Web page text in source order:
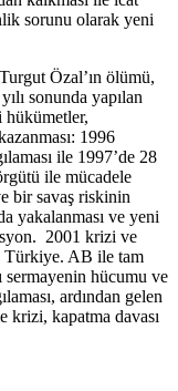
sorunu olarak yeni
Özal’ın ölümü,
sonunda yapılan
hükümetler,
1996
ile 1997’de 28
ile mücadele
bir savaş riskinin
yakalanması ve yeni
2001 krizi ve
Türkiye. AB ile tam
sermayenin hücumu ve
ardından gelen
krizi, kapatma davası